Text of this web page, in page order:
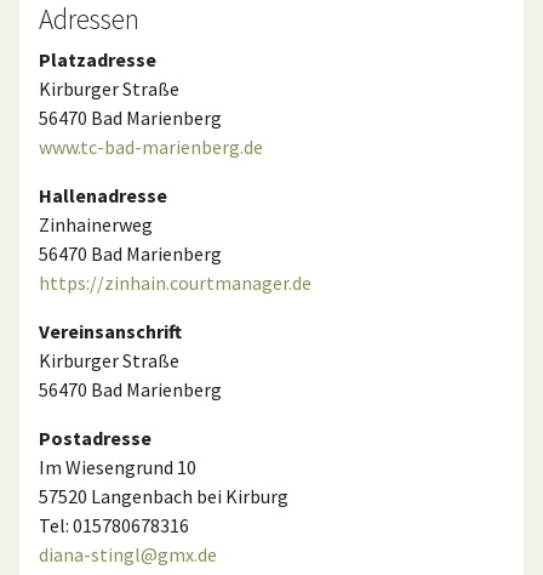
Adressen
Platzadresse
Kirburger Straße
56470 Bad Marienberg
www.tc-bad-marienberg.de
Hallenadresse
Zinhainerweg
56470 Bad Marienberg
https://zinhain.courtmanager.de
Vereinsanschrift
Kirburger Straße
56470 Bad Marienberg
Postadresse
Im Wiesengrund 10
57520 Langenbach bei Kirburg
Tel: 015780678316
diana-stingl@gmx.de